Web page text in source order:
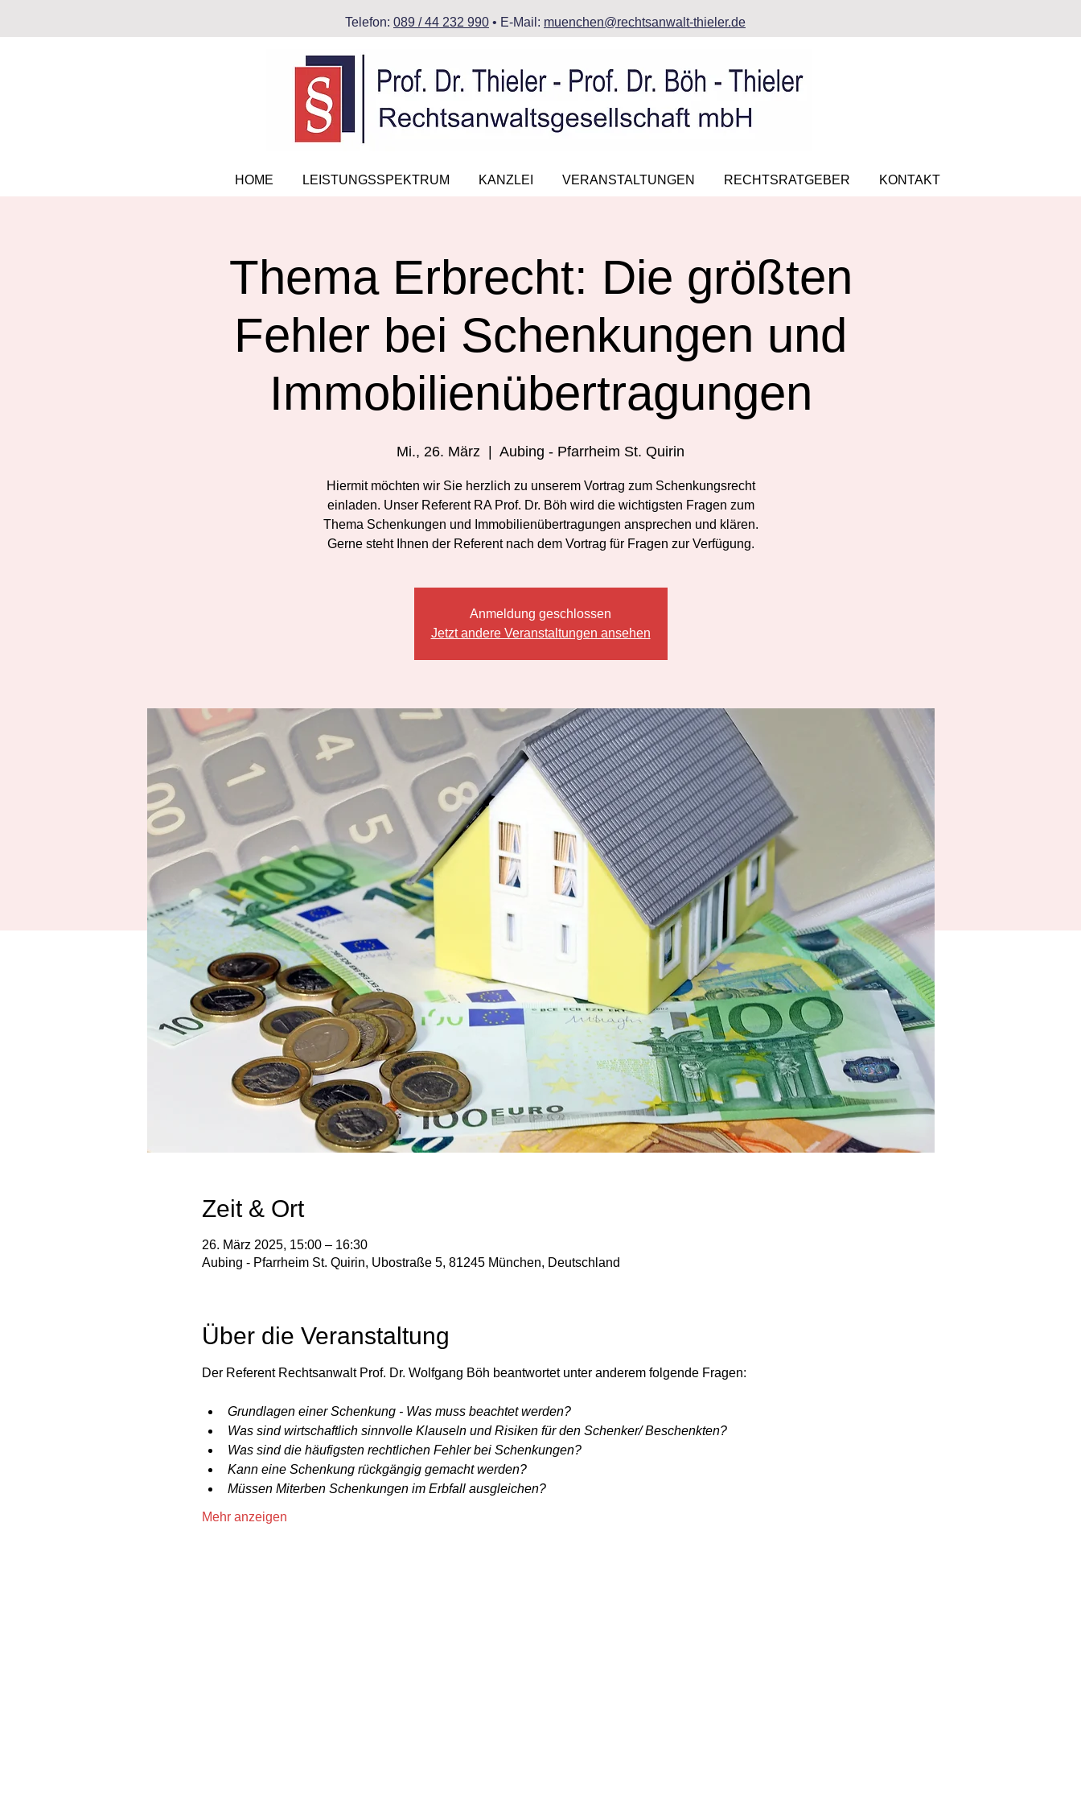
Telefon: 089 / 44 232 990 • E-Mail: muenchen@rechtsanwalt-thieler.de
HOME LEISTUNGSSPEKTRUM KANZLEI VERANSTALTUNGEN RECHTSRATGEBER KONTAKT
Thema Erbrecht: Die größten
Fehler bei Schenkungen und
Immobilienübertragungen
Mi., 26. März Aubing - Pfarrheim St. Quirin
Hiermit möchten wir Sie herzlich zu unserem Vortrag zum Schenkungsrecht
einladen. Unser Referent RA Prof. Dr. Böh wird die wichtigsten Fragen zum
Thema Schenkungen und Immobilienübertragungen ansprechen und klären.
Gerne steht Ihnen der Referent nach dem Vortrag für Fragen zur Verfügung.
Anmeldung geschlossen
Jetzt andere Veranstaltungen ansehen
Zeit & Ort
26. März 2025, 15:00 – 16:30
Aubing - Pfarrheim St. Quirin, Ubostraße 5, 81245 München, Deutschland
Über die Veranstaltung
Der Referent Rechtsanwalt Prof. Dr. Wolfgang Böh beantwortet unter anderem folgende Fragen:
Grundlagen einer Schenkung - Was muss beachtet werden?
Was sind wirtschaftlich sinnvolle Klauseln und Risiken für den Schenker/ Beschenkten?
Was sind die häufigsten rechtlichen Fehler bei Schenkungen?
Kann eine Schenkung rückgängig gemacht werden?
Müssen Miterben Schenkungen im Erbfall ausgleichen?
Mehr anzeigen